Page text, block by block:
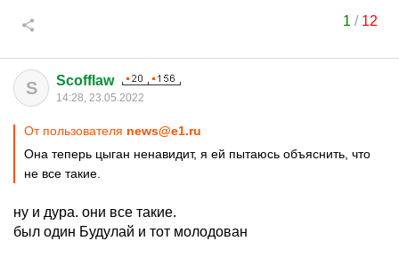
1 / 12
S Scofflaw
14:28, 23.05.2022
От пользователя news@e1.ru
Она теперь цыган ненавидит, я ей пытаюсь объяснить, что
не все такие.
ну и дура. они все такие.
был один Будулай и тот молодован